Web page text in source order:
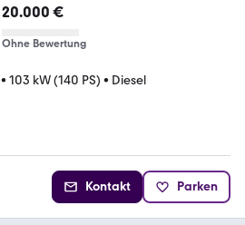
20.000 €
Ohne Bewertung
• 103 kW (140 PS) • Diesel
Kontakt Parken